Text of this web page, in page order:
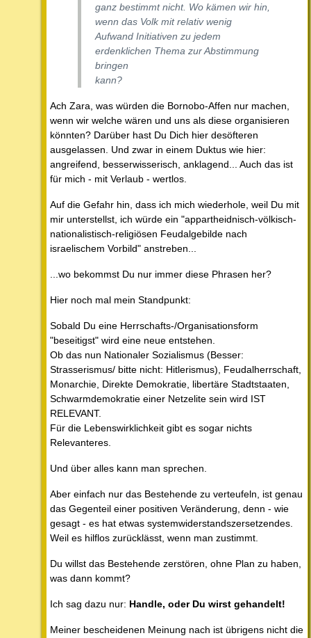
ganz bestimmt nicht. Wo kämen wir hin,
wenn das Volk mit relativ wenig
Aufwand Initiativen zu jedem
erdenklichen Thema zur Abstimmung
bringen
kann?
Ach Zara, was würden die Bornobo-Affen nur machen,
wenn wir welche wären und uns als diese organisieren
könnten? Darüber hast Du Dich hier desöfteren
ausgelassen. Und zwar in einem Duktus wie hier:
angreifend, besserwisserisch, anklagend... Auch das ist
für mich - mit Verlaub - wertlos.
Auf die Gefahr hin, dass ich mich wiederhole, weil Du mit
mir unterstellst, ich würde ein "appartheidnisch-völkisch-
nationalistisch-religiösen Feudalgebilde nach
israelischem Vorbild" anstreben...
...wo bekommst Du nur immer diese Phrasen her?
Hier noch mal mein Standpunkt:
Sobald Du eine Herrschafts-/Organisationsform
"beseitigst" wird eine neue entstehen.
Ob das nun Nationaler Sozialismus (Besser:
Strasserismus/ bitte nicht: Hitlerismus), Feudalherrschaft,
Monarchie, Direkte Demokratie, libertäre Stadtstaaten,
Schwarmdemokratie einer Netzelite sein wird IST
RELEVANT.
Für die Lebenswirklichkeit gibt es sogar nichts
Relevanteres.
Und über alles kann man sprechen.
Aber einfach nur das Bestehende zu verteufeln, ist genau
das Gegenteil einer positiven Veränderung, denn - wie
gesagt - es hat etwas systemwiderstandszersetzendes.
Weil es hilflos zurücklässt, wenn man zustimmt.
Du willst das Bestehende zerstören, ohne Plan zu haben,
was dann kommt?
Ich sag dazu nur: Handle, oder Du wirst gehandelt!
Meiner bescheidenen Meinung nach ist übrigens nicht die